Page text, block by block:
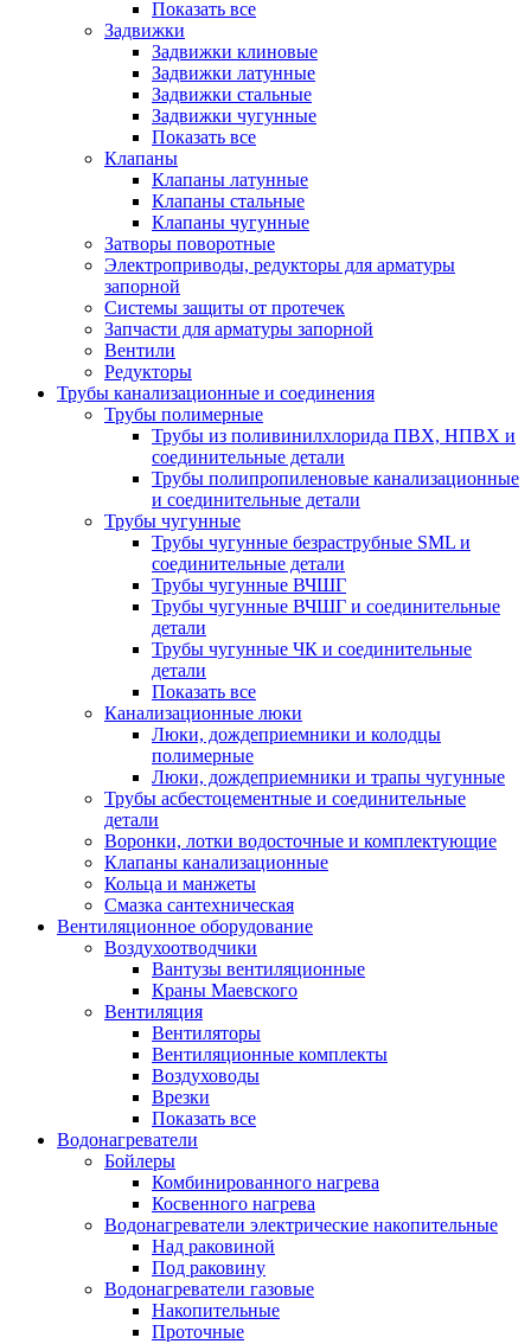
Показать все
Задвижки
Задвижки клиновые
Задвижки латунные
Задвижки стальные
Задвижки чугунные
Показать все
Клапаны
Клапаны латунные
Клапаны стальные
Клапаны чугунные
Затворы поворотные
Электроприводы, редукторы для арматуры
запорной
Системы защиты от протечек
Запчасти для арматуры запорной
Вентили
Редукторы
Трубы канализационные и соединения
Трубы полимерные
Трубы из поливинилхлорида ПВХ, НПВХ и
соединительные детали
Трубы полипропиленовые канализационные
и соединительные детали
Трубы чугунные
Трубы чугунные безраструбные SML и
соединительные детали
Трубы чугунные ВЧШГ
Трубы чугунные ВЧШГ и соединительные
детали
Трубы чугунные ЧК и соединительные
детали
Показать все
Канализационные люки
Люки, дождеприемники и колодцы
полимерные
Люки, дождеприемники и трапы чугунные
Трубы асбестоцементные и соединительные
детали
Воронки, лотки водосточные и комплектующие
Клапаны канализационные
Кольца и манжеты
Смазка сантехническая
Вентиляционное оборудование
Воздухоотводчики
Вантузы вентиляционные
Краны Маевского
Вентиляция
Вентиляторы
Вентиляционные комплекты
Воздуховоды
Врезки
Показать все
Водонагреватели
Бойлеры
Комбинированного нагрева
Косвенного нагрева
Водонагреватели электрические накопительные
Над раковиной
Под раковину
Водонагреватели газовые
Накопительные
Проточные